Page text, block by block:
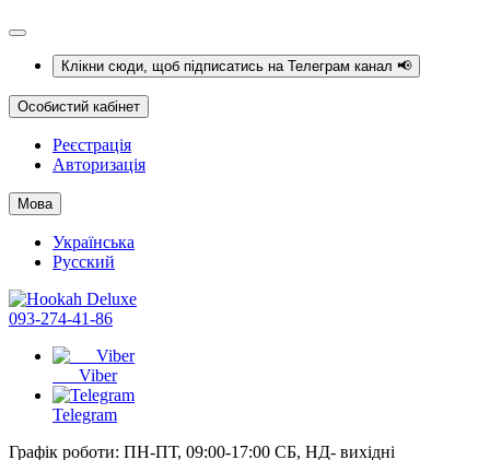
Клікни сюди, щоб підписатись на Телеграм канал 📢
Особистий кабінет
Реєстрація
Авторизація
Мова
Українська
Русский
093-274-41-86
Viber
Telegram
Графік роботи: ПН-ПТ, 09:00-17:00 СБ, НД- вихідні